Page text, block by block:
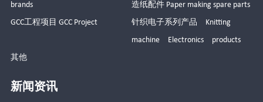
brands
造纸配件 Paper making spare parts
GCC工程项目 GCC Project
针织电子系列产品 Knitting
machine Electronics products
其他
新闻资讯